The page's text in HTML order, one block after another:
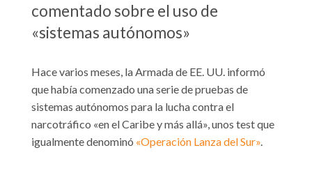
comentado sobre el uso de
«sistemas autónomos»
Hace varios meses, la Armada de EE. UU. informó
que había comenzado una serie de pruebas de
sistemas autónomos para la lucha contra el
narcotráfico «en el Caribe y más allá», unos test que
igualmente denominó «Operación Lanza del Sur».